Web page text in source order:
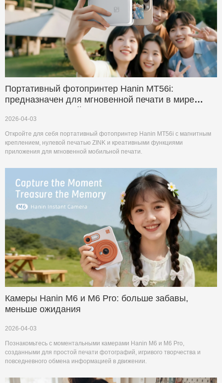
Портативный фотопринтер Hanin MT56i:
предназначен для мгновенной печати в мире
мобильных устройств
2026-04-03
Откройте для себя портативный фотопринтер Hanin MT56i с магнитным
креплением, нулевой печатью ZINK и креативными функциями
приложения для мгновенной мобильной печати.
Камеры Hanin M6 и M6 Pro: больше забавы,
меньше ожидания
2026-04-03
Познакомьтесь с моментальными камерами Hanin M6 и M6 Pro,
созданными для простой печати фотографий, игривого творчества и
повседневного обмена информацией в движении.